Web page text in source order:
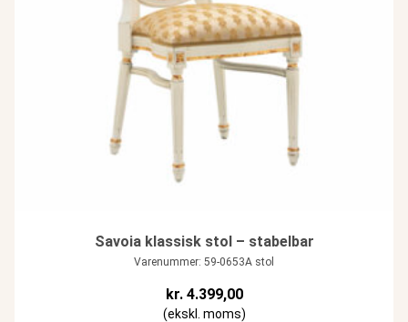
Savoia klassisk stol – stabelbar
Varenummer: 59-0653A stol
kr.4.399,00
(ekskl. moms)